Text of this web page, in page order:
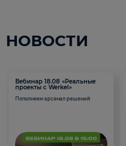
НОВОСТИ
Вебинар 18.08 «Реальные
проекты с Werkel»
Пополняем арсенал решений